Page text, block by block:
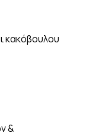
κακόβουλου
&